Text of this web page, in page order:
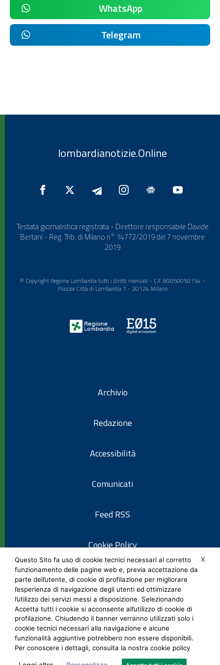
WhatsApp
Telegram
lombardianotizie.Online
Testata giornalistica registrata - Direttore responsabile Davide
Bertani - Reg. Trib. di Milano n° 14772/2019 del 7 novembre
2019
© Copyright Regione Lombardia tutti i diritti riservati - C.F. 80050050154 -
Piazza Città di Lombardia 1 - 20124 Milano
Archivio
Redazione
Accessibilità
Comunicati
Feed RSS
Cookie Policy
Informativa privacy
Note legali
Social Media Policy
X
Questo Sito fa uso di cookie tecnici necessari al corretto
funzionamento delle pagine web e, previa accettazione da
parte dell’utente, di cookie di profilazione per migliorare
l’esperienza di navigazione degli utenti ed ottimizzare
l’utilizzo dei servizi messi a disposizione. Selezionando
Accetta tutti i cookie si acconsente all’utilizzo di cookie di
profilazione. Chiudendo il banner verranno utilizzati solo i
cookie tecnici necessari alla navigazione e alcune
funzionalità aggiuntive potrebbero non essere disponibili.
Per conoscere i dettagli, consulta la nostra cookie policy